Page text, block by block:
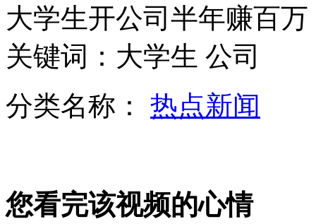
西湖景区为防H7N9收编飞禽
云南首推针灸疗法抗H7N9
大学生开公司半年赚百
关键词：大学生 公司
分类名称： 热点新闻
您看完该视频的心情